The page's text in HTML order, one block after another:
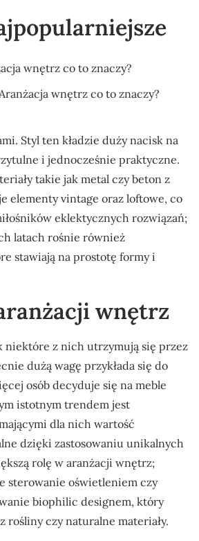
Aranżacja wnętrz co to znaczy?
Styl ten kładzie duży nacisk na
i jednocześnie praktyczne.
takie jak metal czy beton z
elementy vintage oraz loftowe, co
eklektycznych rozwiązań;
latach rośnie również
stawiają na prostotę formy i
wnętrz
niektóre z nich utrzymują się przez
dużą wagę przykłada się do
osób decyduje się na meble
istotnym trendem jest
dla nich wartość
dzięki zastosowaniu unikalnych
rolę w aranżacji wnętrz;
sterowanie oświetleniem czy
biophilic designem, który
czy naturalne materiały.